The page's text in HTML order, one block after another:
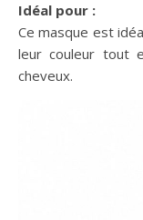
Idéal pour :
Ce masque est
leur couleur tout
cheveux.